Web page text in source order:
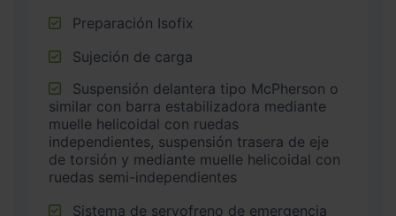
Preparación Isofix
Sujeción de carga
similar con barra estabilizadora mediante
muelle helicoidal con ruedas
independientes, suspensión trasera de eje
de torsión y mediante muelle helicoidal con
ruedas semi-independientes
Sistema de servofreno de emergencia